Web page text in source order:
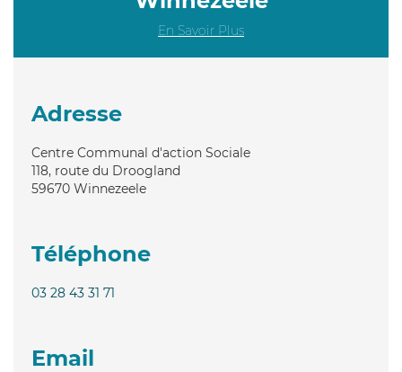
En Savoir Plus
Adresse
Centre Communal d'action Sociale
118, route du Droogland
59670 Winnezeele
Téléphone
03 28 43 31 71
Email